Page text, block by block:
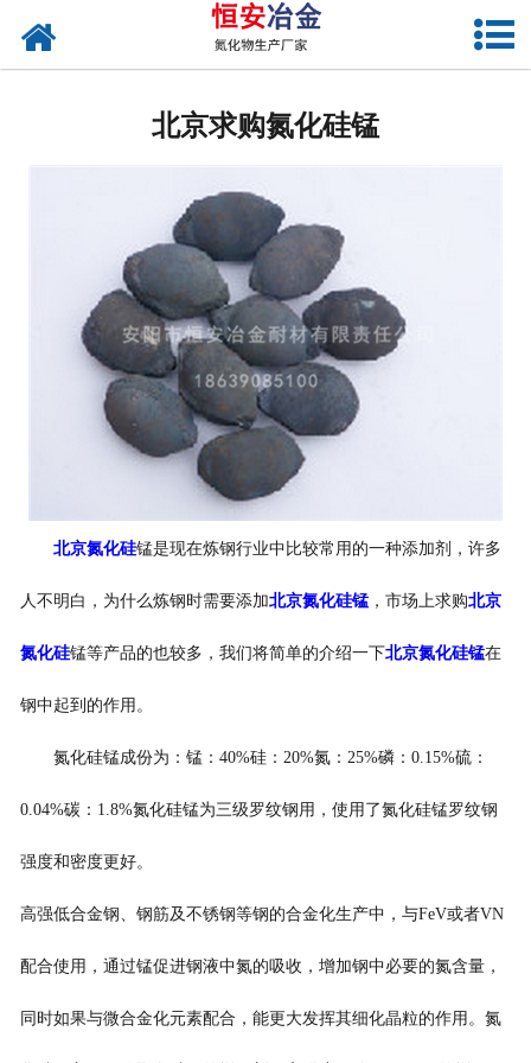
网站首页
北京氮化硅锰
北京氮化锰
北京求购氮化硅锰
北京氮化硅锰是现在炼钢行业中比较常用的一种添加剂，许多
人不明白，为什么炼钢时需要添加北京氮化硅锰，市场上求购北京
氮化硅锰等产品的也较多，我们将简单的介绍一下北京氮化硅锰在
钢中起到的作用。
氮化硅锰成份为：锰：40%硅：20%氮：25%磷：0.15%硫：
0.04%碳：1.8%氮化硅锰为三级罗纹钢用，使用了氮化硅锰罗纹钢
强度和密度更好。
高强低合金钢、钢筋及不锈钢等钢的合金化生产中，与FeV或者VN
配合使用，通过锰促进钢液中氮的吸收，增加钢中必要的氮含量，
同时如果与微合金化元素配合，能更大发挥其细化晶粒的作用。氮